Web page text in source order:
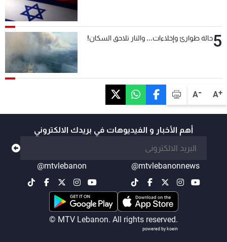
A+
A-
5حالة طوارئ وإخلاءات... والنار تلاحق السكان!
أهم الأخبار و الفيديوهات في بريدك الالكتروني
@mtvlebanonnews
@mtvlebanon
© MTV Lebanon. All rights reserved.
powered by koein